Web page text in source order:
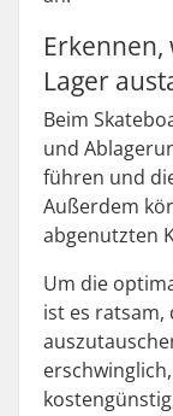
Lager
Beim
und
führen und
Außerdem
abgenutzten
Um die
ist es ratsam,